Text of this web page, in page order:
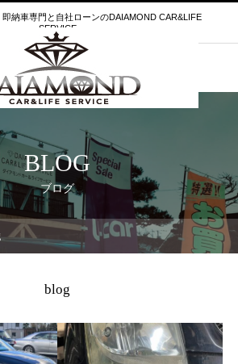
即納車専門と自社ローンのDAIAMOND CAR&LIFE
SERVICE
BLOG
ブログ
blog